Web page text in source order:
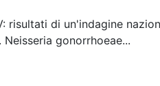
risultati di un'indagine
gonorrhoeae...